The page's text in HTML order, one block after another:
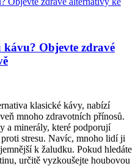
Objevte zdravé
klasické kávy, nabízí
mnoho zdravotních přínosů.
a minerály, které podporují
stresu. Navíc, mnoho lidí ji
k žaludku. Pokud hledáte
určitě vyzkoušejte houbovou